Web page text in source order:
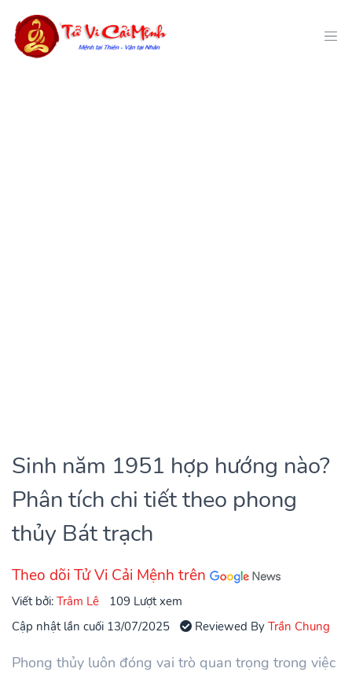
Sinh năm 1951 hợp hướng nào?
Phân tích chi tiết theo phong
thủy Bát trạch
Theo dõi Tử Vi Cải Mệnh trên
Viết bởi:Trâm Lê
109 Lượt xem
Cập nhật lần cuối 13/07/2025
Reviewed ByTrần Chung
Phong thủy luôn đóng vai trò quan trọng trong việc